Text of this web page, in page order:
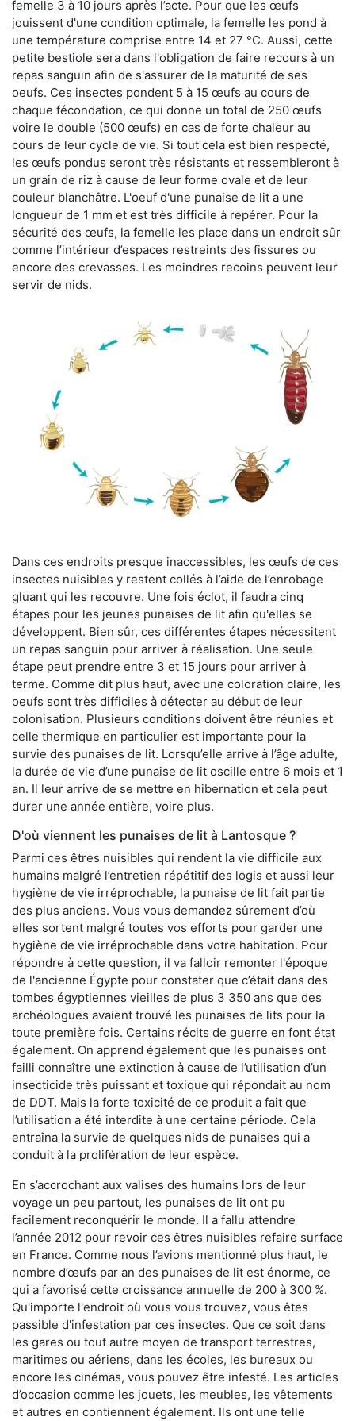
femelle 3 à 10 jours après l’acte. Pour que les œufs
jouissent d'une condition optimale, la femelle les pond à
une température comprise entre 14 et 27 °C. Aussi, cette
petite bestiole sera dans l'obligation de faire recours à un
repas sanguin afin de s'assurer de la maturité de ses
oeufs. Ces insectes pondent 5 à 15 œufs au cours de
chaque fécondation, ce qui donne un total de 250 œufs
voire le double (500 œufs) en cas de forte chaleur au
cours de leur cycle de vie. Si tout cela est bien respecté,
les œufs pondus seront très résistants et ressembleront à
un grain de riz à cause de leur forme ovale et de leur
couleur blanchâtre. L'oeuf d'une punaise de lit a une
longueur de 1 mm et est très difficile à repérer. Pour la
sécurité des œufs, la femelle les place dans un endroit sûr
comme l’intérieur d’espaces restreints des fissures ou
encore des crevasses. Les moindres recoins peuvent leur
servir de nids.
Dans ces endroits presque inaccessibles, les œufs de ces
insectes nuisibles y restent collés à l’aide de l’enrobage
gluant qui les recouvre. Une fois éclot, il faudra cinq
étapes pour les jeunes punaises de lit afin qu'elles se
développent. Bien sûr, ces différentes étapes nécessitent
un repas sanguin pour arriver à réalisation. Une seule
étape peut prendre entre 3 et 15 jours pour arriver à
terme. Comme dit plus haut, avec une coloration claire, les
oeufs sont très difficiles à détecter au début de leur
colonisation. Plusieurs conditions doivent être réunies et
celle thermique en particulier est importante pour la
survie des punaises de lit. Lorsqu’elle arrive à l’âge adulte,
la durée de vie d’une punaise de lit oscille entre 6 mois et 1
an. Il leur arrive de se mettre en hibernation et cela peut
durer une année entière, voire plus.
D'où viennent les punaises de lit à Lantosque ?
Parmi ces êtres nuisibles qui rendent la vie difficile aux
humains malgré l’entretien répétitif des logis et aussi leur
hygiène de vie irréprochable, la punaise de lit fait partie
des plus anciens. Vous vous demandez sûrement d’où
elles sortent malgré toutes vos efforts pour garder une
hygiène de vie irréprochable dans votre habitation. Pour
répondre à cette question, il va falloir remonter l'époque
de l'ancienne Égypte pour constater que c’était dans des
tombes égyptiennes vieilles de plus 3 350 ans que des
archéologues avaient trouvé les punaises de lits pour la
toute première fois. Certains récits de guerre en font état
également. On apprend également que les punaises ont
failli connaître une extinction à cause de l’utilisation d’un
insecticide très puissant et toxique qui répondait au nom
de DDT. Mais la forte toxicité de ce produit a fait que
l’utilisation a été interdite à une certaine période. Cela
entraîna la survie de quelques nids de punaises qui a
conduit à la prolifération de leur espèce.
En s’accrochant aux valises des humains lors de leur
voyage un peu partout, les punaises de lit ont pu
facilement reconquérir le monde. Il a fallu attendre
l’année 2012 pour revoir ces êtres nuisibles refaire surface
en France. Comme nous l’avions mentionné plus haut, le
nombre d’œufs par an des punaises de lit est énorme, ce
qui a favorisé cette croissance annuelle de 200 à 300 %.
Qu'importe l'endroit où vous vous trouvez, vous êtes
passible d'infestation par ces insectes. Que ce soit dans
les gares ou tout autre moyen de transport terrestres,
maritimes ou aériens, dans les écoles, les bureaux ou
encore les cinémas, vous pouvez être infesté. Les articles
d’occasion comme les jouets, les meubles, les vêtements
et autres en contiennent également. Ils ont une telle